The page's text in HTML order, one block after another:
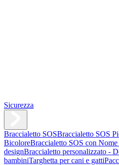
Sicurezza
Braccialetto SOSBraccialetto SOS
BicoloreBraccialetto SOS con
designBraccialetto personalizzato -
bambiniTarghetta per cani e gatti